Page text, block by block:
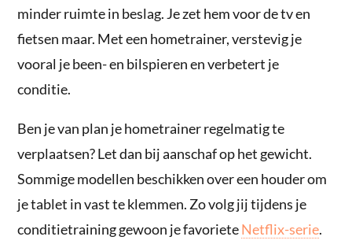
minder ruimte in beslag. Je zet hem voor de tv en
fietsen maar. Met een hometrainer, verstevig je
vooral je been- en bilspieren en verbetert je
conditie.
Ben je van plan je hometrainer regelmatig te
verplaatsen? Let dan bij aanschaf op het gewicht.
Sommige modellen beschikken over een houder om
je tablet in vast te klemmen. Zo volg jij tijdens je
conditietraining gewoon je favorieteNetflix-serie.